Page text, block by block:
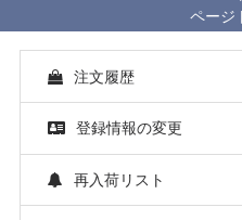
ページ
注文履歴
登録情報の変更
再入荷リスト